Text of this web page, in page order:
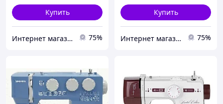
Купить
Интернет магазин "Техника" 75%
Купить
Интернет магазин "Техника" 75%